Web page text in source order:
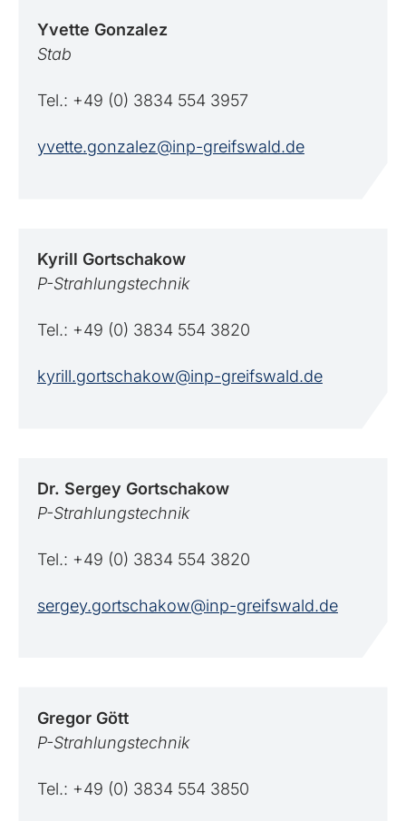
Yvette Gonzalez
Stab
Tel.: +49 (0) 3834 554 3957
yvette.gonzalez@inp-greifswald.de
Kyrill Gortschakow
P-Strahlungstechnik
Tel.: +49 (0) 3834 554 3820
kyrill.gortschakow@inp-greifswald.de
Dr. Sergey Gortschakow
P-Strahlungstechnik
Tel.: +49 (0) 3834 554 3820
sergey.gortschakow@inp-greifswald.de
Gregor Gött
P-Strahlungstechnik
Tel.: +49 (0) 3834 554 3850